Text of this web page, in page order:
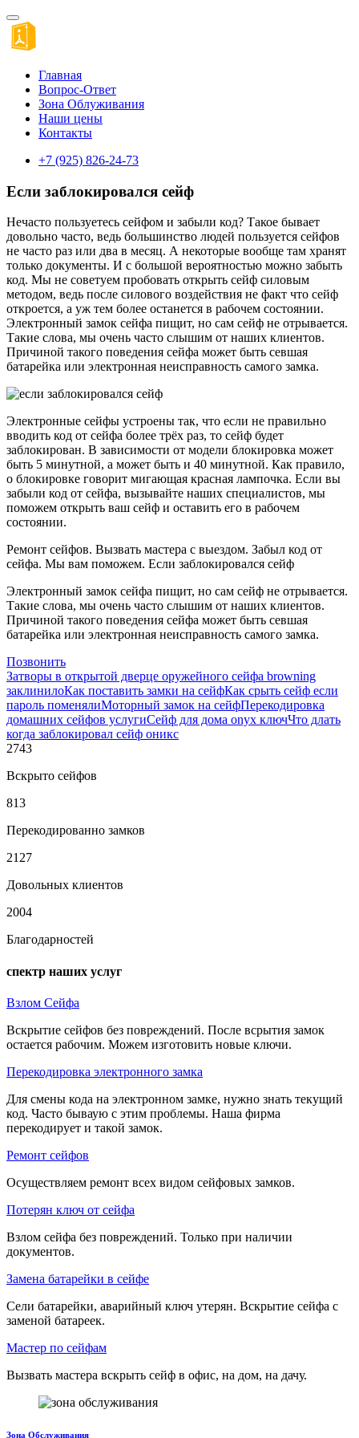
Главная
Вопрос-Ответ
Зона Облуживания
Наши цены
Контакты
+7 (925) 826-24-73
Если заблокировался сейф
Нечасто пользуетесь сейфом и забыли код? Такое бывает
довольно часто, ведь большинство людей пользуется сейфов
не часто раз или два в месяц. А некоторые вообще там хранят
только документы. И с большой вероятностью можно забыть
код. Мы не советуем пробовать открыть сейф силовым
методом, ведь после силового воздействия не факт что сейф
откроется, а уж тем более останется в рабочем состоянии.
Электронный замок сейфа пищит, но сам сейф не отрывается.
Такие слова, мы очень часто слышим от наших клиентов.
Причиной такого поведения сейфа может быть севшая
батарейка или электронная неисправность самого замка.
Электронные сейфы устроены так, что если не правильно
вводить код от сейфа более трёх раз, то сейф будет
заблокирован. В зависимости от модели блокировка может
быть 5 минутной, а может быть и 40 минутной. Как правило,
о блокировке говорит мигающая красная лампочка. Если вы
забыли код от сейфа, вызывайте наших специалистов, мы
поможем открыть ваш сейф и оставить его в рабочем
состоянии.
Ремонт сейфов. Вызвать мастера с выездом. Забыл код от
сейфа. Мы вам поможем. Если заблокировался сейф
Электронный замок сейфа пищит, но сам сейф не отрывается.
Такие слова, мы очень часто слышим от наших клиентов.
Причиной такого поведения сейфа может быть севшая
батарейка или электронная неисправность самого замка.
Позвонить
Затворы в открытой дверце оружейного сейфа browning
заклинилоКак поставить замки на сейфКак срыть сейф если
пароль поменялиМоторный замок на сейфПерекодировка
домашних сейфов услугиСейф для дома onyx ключЧто длать
когда заблокировал сейф оникс
2743
Вскрыто сейфов
813
Перекодированно замков
2127
Довольных клиентов
2004
Благодарностей
спектр наших услуг
Взлом Сейфа
Вскрытие сейфов без повреждений. После всрытия замок
остается рабочим. Можем изготовить новые ключи.
Перекодировка электронного замка
Для смены кода на электронном замке, нужно знать текущий
код. Часто бываую с этим проблемы. Наша фирма
перекодирует и такой замок.
Ремонт сейфов
Осуществляем ремонт всех видом сейфовых замков.
Потерян ключ от сейфа
Взлом сейфа без повреждений. Только при наличии
документов.
Замена батарейки в сейфе
Сели батарейки, аварийный ключ утерян. Вскрытие сейфа с
заменой батареек.
Мастер по сейфам
Вызвать мастера вскрыть сейф в офис, на дом, на дачу.
Зона Обслуживания